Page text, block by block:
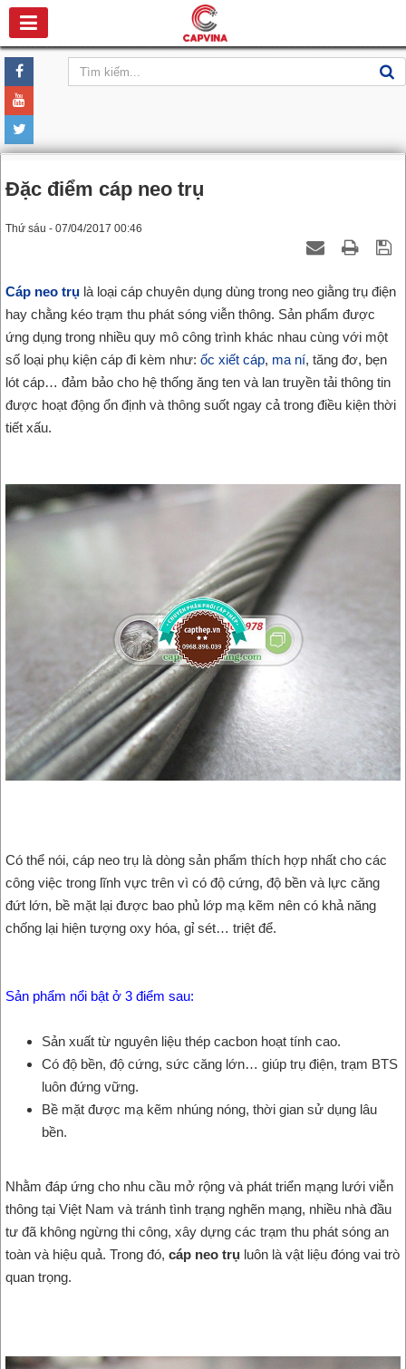
Đặc điểm cáp neo trụ
Thứ sáu - 07/04/2017 00:46
Cáp neo trụ là loại cáp chuyên dụng dùng trong neo giằng trụ điện
hay chằng kéo trạm thu phát sóng viễn thông. Sản phẩm được
ứng dụng trong nhiều quy mô công trình khác nhau cùng với một
số loại phụ kiện cáp đi kèm như: ốc xiết cáp, ma ní, tăng đơ, bẹn
lót cáp… đảm bảo cho hệ thống ăng ten và lan truyền tải thông tin
được hoạt động ổn định và thông suốt ngay cả trong điều kiện thời
tiết xấu.
Có thể nói, cáp neo trụ là dòng sản phẩm thích hợp nhất cho các
công việc trong lĩnh vực trên vì có độ cứng, độ bền và lực căng
đứt lớn, bề mặt lại được bao phủ lớp mạ kẽm nên có khả năng
chống lại hiện tượng oxy hóa, gỉ sét… triệt để.
Sản phẩm nổi bật ở 3 điểm sau:
Sản xuất từ nguyên liệu thép cacbon hoạt tính cao.
Có độ bền, độ cứng, sức căng lớn… giúp trụ điện, trạm BTS
luôn đứng vững.
Bề mặt được mạ kẽm nhúng nóng, thời gian sử dụng lâu
bền.
Nhằm đáp ứng cho nhu cầu mở rộng và phát triển mạng lưới viễn
thông tại Việt Nam và tránh tình trạng nghẽn mạng, nhiều nhà đầu
tư đã không ngừng thi công, xây dựng các trạm thu phát sóng an
toàn và hiệu quả. Trong đó, cáp neo trụ luôn là vật liệu đóng vai trò
quan trọng.